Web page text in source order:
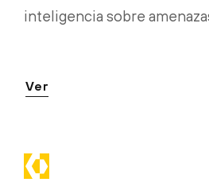
inteligencia sobre
Ver